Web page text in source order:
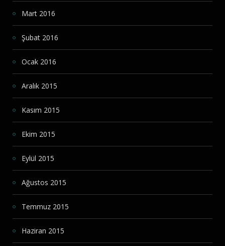
Mart 2016
Şubat 2016
Ocak 2016
Aralık 2015
Kasım 2015
Ekim 2015
Eylül 2015
Ağustos 2015
Temmuz 2015
Haziran 2015